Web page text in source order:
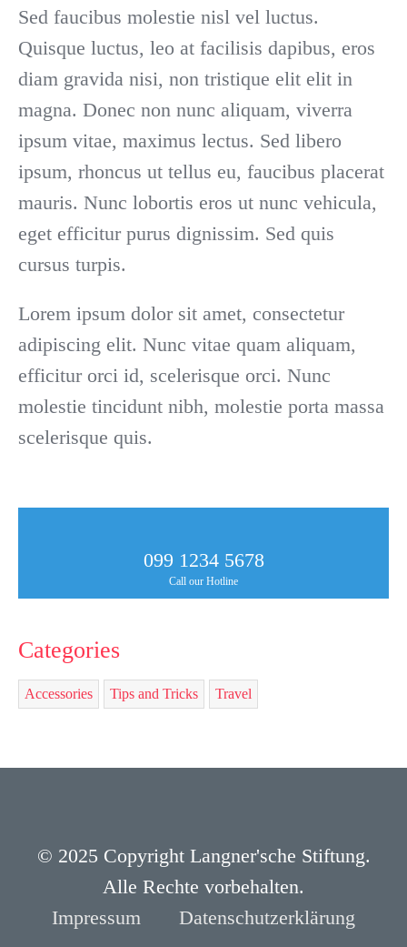
Sed faucibus molestie nisl vel luctus.
Quisque luctus, leo at facilisis dapibus, eros
diam gravida nisi, non tristique elit elit in
magna. Donec non nunc aliquam, viverra
ipsum vitae, maximus lectus. Sed libero
ipsum, rhoncus ut tellus eu, faucibus placerat
mauris. Nunc lobortis eros ut nunc vehicula,
eget efficitur purus dignissim. Sed quis
cursus turpis.
Lorem ipsum dolor sit amet, consectetur
adipiscing elit. Nunc vitae quam aliquam,
efficitur orci id, scelerisque orci. Nunc
molestie tincidunt nibh, molestie porta massa
scelerisque quis.
099 1234 5678
Call our Hotline
Categories
Accessories Tips and Tricks Travel
© 2025 Copyright Langner'sche Stiftung.
Alle Rechte vorbehalten.
Impressum
Datenschutzerklärung